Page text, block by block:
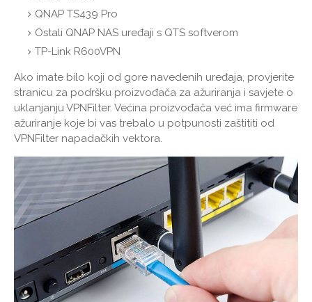
QNAP TS439 Pro
Ostali QNAP NAS uređaji s QTS softverom
TP-Link R600VPN
Ako imate bilo koji od gore navedenih uređaja, provjerite
stranicu za podršku proizvođača za ažuriranja i savjete o
uklanjanju VPNFilter. Većina proizvođača već ima firmware
ažuriranje koje bi vas trebalo u potpunosti zaštititi od
VPNFilter napadačkih vektora.